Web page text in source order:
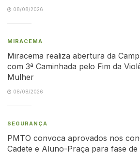
08/08/2026
MIRACEMA
Miracema realiza abertura da
com 3ª Caminhada pelo Fim da
Mulher
08/08/2026
SEGURANÇA
PMTO convoca aprovados nos
Cadete e Aluno-Praça para fase